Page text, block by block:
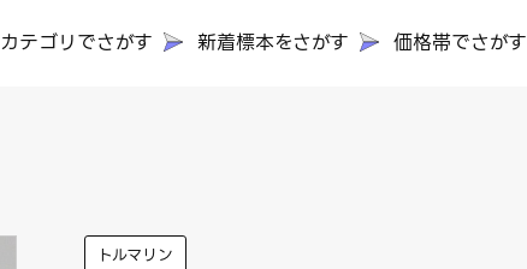
カテゴリでさがす 新着標本をさがす 価格帯でさがす
トルマリン